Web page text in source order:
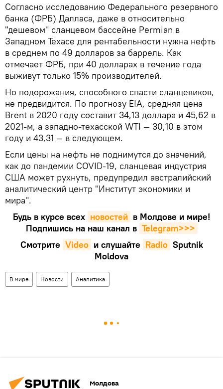
Согласно исследованию Федерального резервного
банка (ФРБ) Далласа, даже в относительно
"дешевом" сланцевом бассейне Permian в
Западном Техасе для рентабельности нужна нефть
в среднем по 49 долларов за баррель. Как
отмечает ФРБ, при 40 долларах в течение года
выживут только 15% производителей.
Но подорожания, способного спасти сланцевиков,
не предвидится. По прогнозу EIA, средняя цена
Brent в 2020 году составит 34,13 доллара и 45,62 в
2021-м, а западно-техасской WTI — 30,10 в этом
году и 43,31 — в следующем.
Если цены на нефть не поднимутся до значений,
как до пандемии COVID-19, сланцевая индустрия
США может рухнуть, предупредил австралийский
аналитический центр "Институт экономики и
мира".
Будь в курсе всех новостей в Молдове и мире!
Подпишись на наш канал в Telegram>>>
Смотрите Video и слушайте Radio Sputnik
Moldova
В мире Новости Аналитика
Молдова